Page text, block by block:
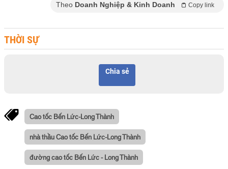
Theo Doanh Nghiệp & Kinh Doanh Copy link
THỜI SỰ
Chia sẻ
Cao tốc Bến Lức-Long Thành
nhà thầu Cao tốc Bến Lức-Long Thành
đường cao tốc Bến Lức - Long Thành